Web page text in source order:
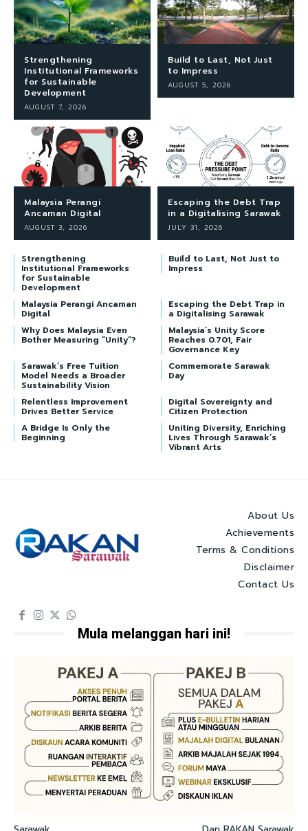
Strengthening
Institutional Frameworks
for Sustainable
Development
AUGUST 7, 2026
Build to Last, Not Just
to Impress
AUGUST 5, 2026
Malaysia Perangi
Ancaman Digital
AUGUST 3, 2026
Escaping the Debt Trap
in a Digitalising Sarawak
JULY 31, 2026
Strengthening
Institutional Frameworks
for Sustainable
Development
Build to Last, Not Just to
Impress
Malaysia Perangi Ancaman
Digital
Escaping the Debt Trap in
a Digitalising Sarawak
Why Does Malaysia Even
Bother Measuring “Unity”?
Malaysia’s Unity Score
Reaches 0.701, Fair
Governance Key
Sarawak’s Free Tuition
Model Needs a Broader
Sustainability Vision
Commemorate Sarawak
Day
Relentless Improvement
Drives Better Service
Digital Sovereignty and
Citizen Protection
A Bridge Is Only the
Beginning
Uniting Diversity, Enriching
Lives Through Sarawak’s
Vibrant Arts
About Us
Achievements
Terms & Conditions
Disclaimer
Contact Us
Mula melanggan hari ini!